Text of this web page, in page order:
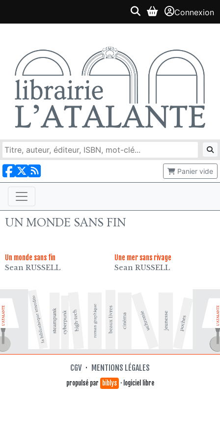
Connexion
Panier vide
UN MONDE SANS FIN
Un monde sans fin
Sean RUSSELL
Une mer sans rivage
Sean RUSSELL
CGV · MENTIONS LÉGALES
propulsé par biblys · logiciel libre